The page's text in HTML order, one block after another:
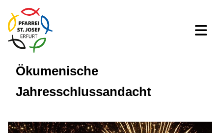
Ökumenische
Jahresschlussandacht